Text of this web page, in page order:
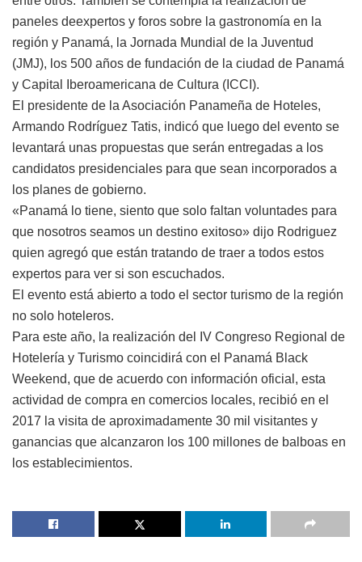
paneles deexpertos y foros sobre la gastronomía en la
región y Panamá, la Jornada Mundial de la Juventud
(JMJ), los 500 años de fundación de la ciudad de Panamá
y Capital Iberoamericana de Cultura (ICCI).
El presidente de la Asociación Panameña de Hoteles,
Armando Rodríguez Tatis, indicó que luego del evento se
levantará unas propuestas que serán entregadas a los
candidatos presidenciales para que sean incorporados a
los planes de gobierno.
«Panamá lo tiene, siento que solo faltan voluntades para
que nosotros seamos un destino exitoso» dijo Rodriguez
quien agregó que están tratando de traer a todos estos
expertos para ver si son escuchados.
El evento está abierto a todo el sector turismo de la región
no solo hoteleros.
Para este año, la realización del IV Congreso Regional de
Hotelería y Turismo coincidirá con el Panamá Black
Weekend, que de acuerdo con información oficial, esta
actividad de compra en comercios locales, recibió en el
2017 la visita de aproximadamente 30 mil visitantes y
ganancias que alcanzaron los 100 millones de balboas en
los establecimientos.